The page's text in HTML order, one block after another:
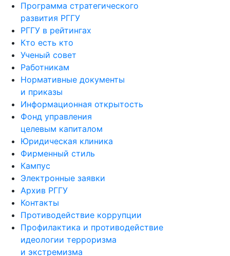
Программа стратегического
развития РГГУ
РГГУ в рейтингах
Кто есть кто
Ученый совет
Работникам
Нормативные документы
и приказы
Информационная открытость
Фонд управления
целевым капиталом
Юридическая клиника
Фирменный стиль
Кампус
Электронные заявки
Архив РГГУ
Контакты
Противодействие коррупции
Профилактика и противодействие
идеологии терроризма
и экстремизма